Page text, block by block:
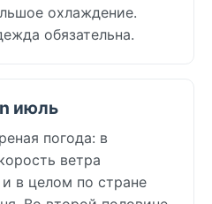
охлаждение.
обязательна.
июль
погода: в
ветра
в целом по стране